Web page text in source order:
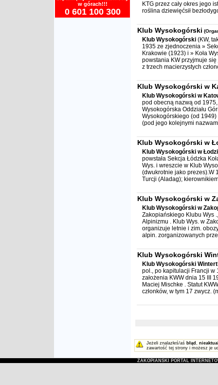
w górach!!!
0 601 100 300
KTG przez cały okres jego
roślina dziewięćsił
Klub Wysokogórski
Klub Wysokogórski (KW,
1935 ze zjednoczenia »
Krakowie (1923) i » Koła
powstania KW przyjmuje
z trzech macierzystych
Klub Wysokogórski w
Klub Wysokogórski w
pod obecną nazwą od
Wysokogórska Oddziału
Wysokogórskiego (od
(pod jego kolejnymi
Klub Wysokogórski w
Klub Wysokogórski w Łodzi
powstała Sekcja Łódzka
Wys. i wreszcie w Klub
(dwukrotnie jako prezes).W
Turcji (Aladag);
Klub Wysokogórski w
Klub Wysokogórski w
Zakopiańskiego Klubu Wys
Alpinizmu . Klub Wys. w
organizuje letnie i zim.
alpin. zorganizowanych
Klub Wysokogórski
Klub Wysokogórski
pol., po kapitulacji Francji w
założenia KWW dnia 15 III
Maciej Mischke . Statut
członków, w tym 17 zwycz.
Jeżeli znalazłeś/aś błąd ,
zawartość tej strony i możesz je
ZAKOPIAŃSKI PORTAL